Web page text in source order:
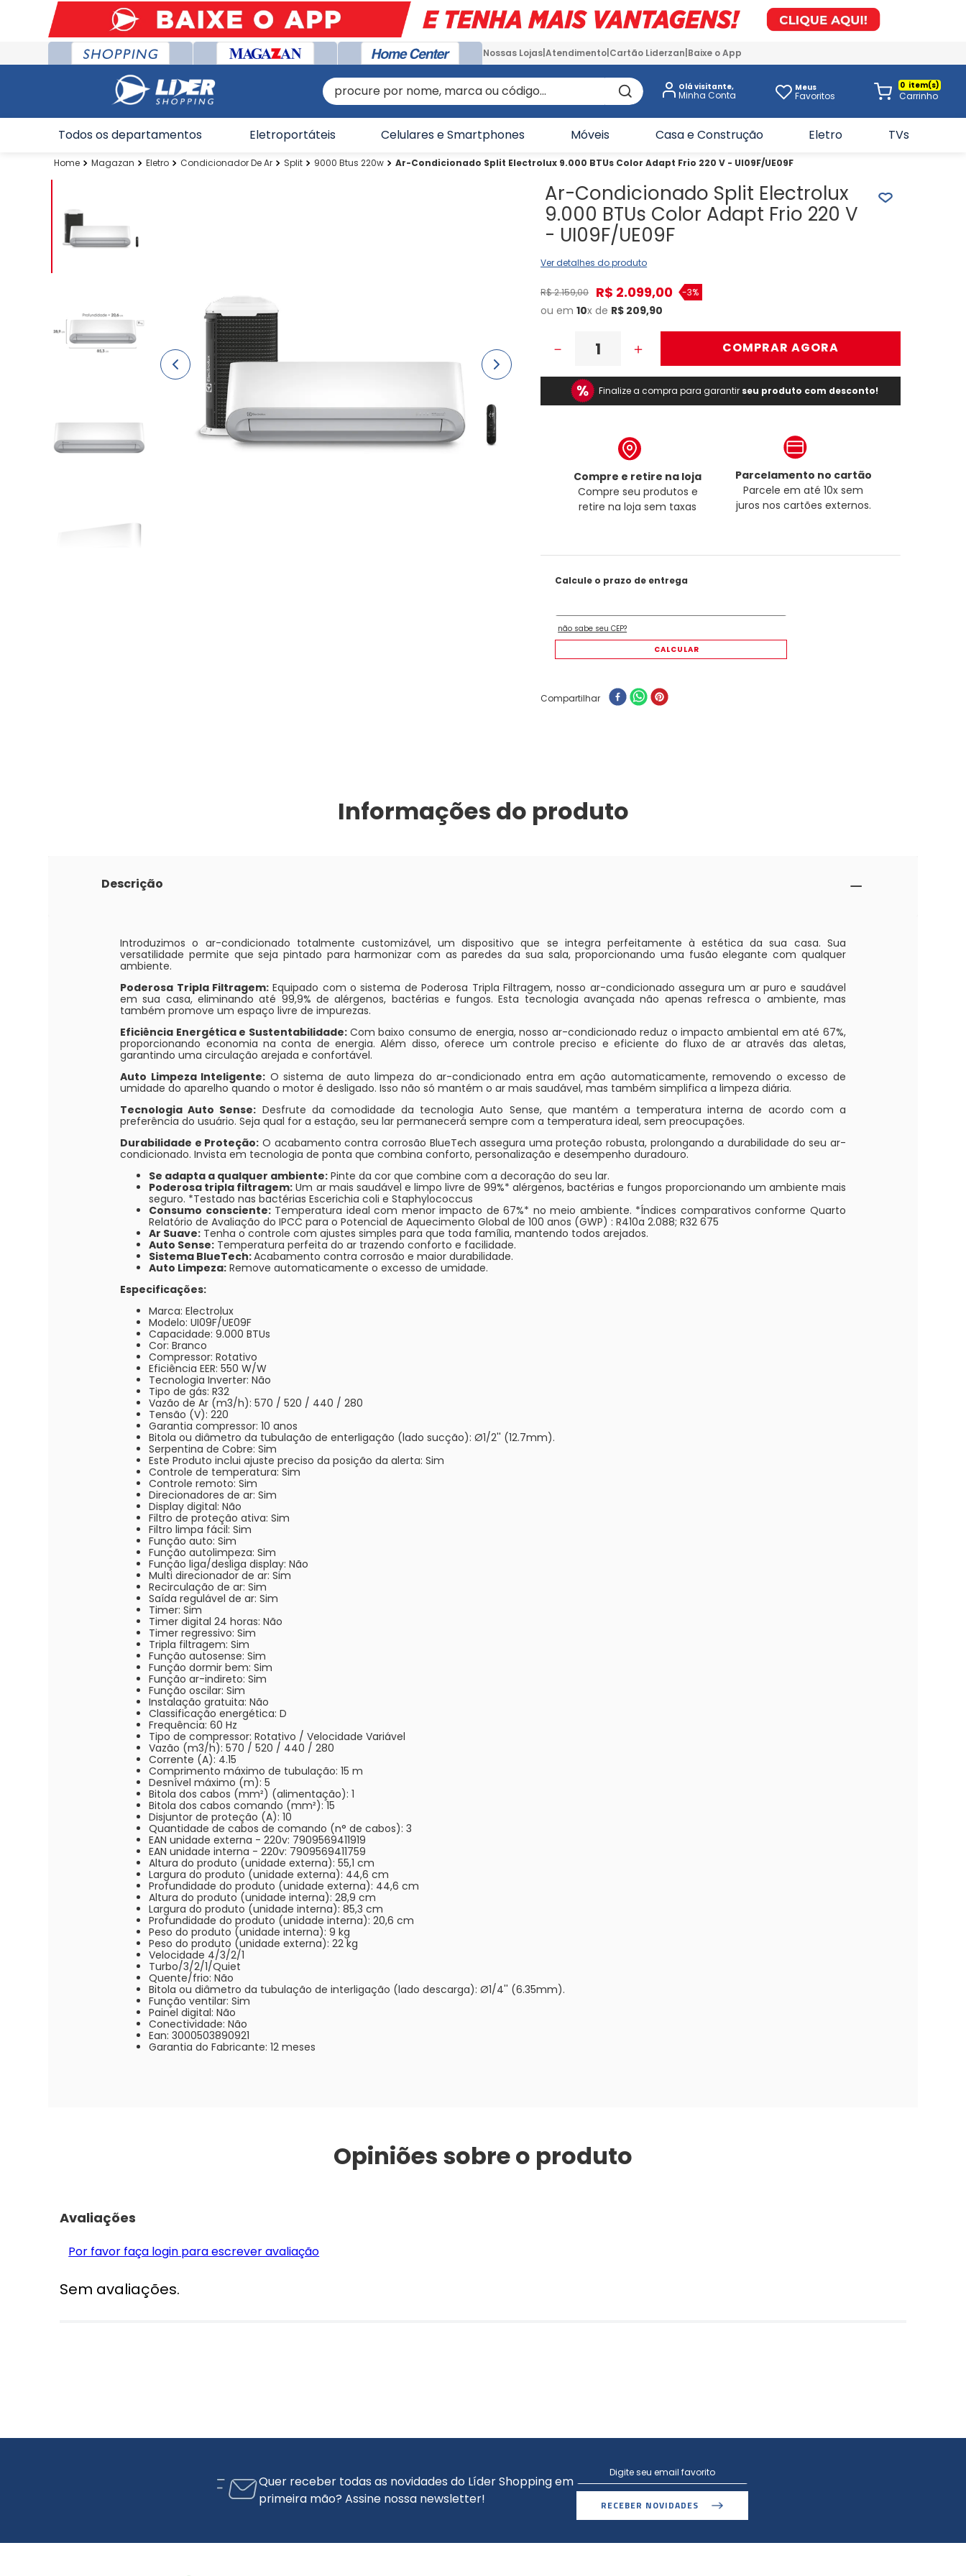
Nossas Lojas Atendimento Cartão Liderzan Baixe o App
procure por nome, marca ou código... Olá visitante, Meus
Favoritos
0
Todos os departamentos Eletroportáteis Celulares e Smartphones Móveis Casa e Construção Eletro TVs
Magazan Eletro Condicionador De Ar Split 9000 Btus 220w Ar-Condicionado Split Electrolux 9.000 BTUs Color Adapt Frio 220 V - UI09F/UE09F
Ar-Condicionado Split Electrolux
9.000 BTUs Color Adapt Frio 220 V
- UI09F/UE09F
Ver detalhes do produto
R$2.159,00 R$ 2.099,00 -3%
ou em10x de R$ 209,90
＋
－ COMPRAR AGORA
Finalize a compra para garantir seu produto com desconto!
Compre e retire na loja
Compre seu produtos e
retire na loja sem taxas
Parcelamento no cartão
Parcele em até 10x sem
juros nos cartões externos.
Compartilhar
Informações do produto
Descrição
Introduzimos o ar-condicionado totalmente customizável, um dispositivo que se integra perfeitamente à estética da sua casa. Sua
versatilidade permite que seja pintado para harmonizar com as paredes da sua sala, proporcionando uma fusão elegante com qualquer
ambiente.
Poderosa Tripla Filtragem:Equipado com o sistema de Poderosa Tripla Filtragem, nosso ar-condicionado assegura um ar puro e saudável
em sua casa, eliminando até 99,9% de alérgenos, bactérias e fungos. Esta tecnologia avançada não apenas refresca o ambiente, mas
também promove um espaço livre de impurezas.
Eficiência Energética e Sustentabilidade:Com baixo consumo de energia, nosso ar-condicionado reduz o impacto ambiental em até 67%,
proporcionando economia na conta de energia. Além disso, oferece um controle preciso e eficiente do fluxo de ar através das aletas,
garantindo uma circulação arejada e confortável.
Auto Limpeza Inteligente: O sistema de auto limpeza do ar-condicionado entra em ação automaticamente, removendo o excesso de
umidade do aparelho quando o motor é desligado. Isso não só mantém o ar mais saudável, mas também simplifica a limpeza diária.
Tecnologia Auto Sense: Desfrute da comodidade da tecnologia Auto Sense, que mantém a temperatura interna de acordo com a
preferência do usuário. Seja qual for a estação, seu lar permanecerá sempre com a temperatura ideal, sem preocupações.
Durabilidade e Proteção: O acabamento contra corrosão BlueTech assegura uma proteção robusta, prolongando a durabilidade do seu ar-
condicionado. Invista em tecnologia de ponta que combina conforto, personalização e desempenho duradouro.
Se adapta a qualquer ambiente: Pinte da cor que combine com a decoração do seu lar.
Poderosa tripla filtragem: Um ar mais saudável e limpo livre de 99%* alérgenos, bactérias e fungos proporcionando um ambiente mais
seguro. *Testado nas bactérias Escerichia coli e Staphylococcus
Consumo consciente:Temperatura ideal com menor impacto de 67%* no meio ambiente. *Índices comparativos conforme Quarto
Relatório de Avaliação do IPCC para o Potencial de Aquecimento Global de 100 anos (GWP) : R410a 2.088; R32 675
Ar Suave: Tenha o controle com ajustes simples para que toda família, mantendo todos arejados.
Auto Sense: Temperatura perfeita do ar trazendo conforto e facilidade.
Sistema BlueTech:Acabamento contra corrosão e maior durabilidade.
Auto Limpeza: Remove automaticamente o excesso de umidade.
Especificações:
Marca: Electrolux
Modelo: UI09F/UE09F
Capacidade: 9.000 BTUs
Cor: Branco
Compressor: Rotativo
Eficiência EER: 550 W/W
Tecnologia Inverter: Não
Tipo de gás: R32
Vazão de Ar (m3/h): 570 / 520 / 440 / 280
Tensão (V): 220
Garantia compressor: 10 anos
Bitola ou diâmetro da tubulação de enterligação (lado sucção): Ø1/2'' (12.7mm).
Serpentina de Cobre: Sim
Este Produto inclui ajuste preciso da posição da alerta: Sim
Controle de temperatura: Sim
Controle remoto: Sim
Direcionadores de ar: Sim
Display digital: Não
Filtro de proteção ativa: Sim
Filtro limpa fácil: Sim
Função auto: Sim
Função autolimpeza: Sim
Função liga/desliga display: Não
Multi direcionador de ar: Sim
Recirculação de ar: Sim
Saída regulável de ar: Sim
Timer: Sim
Timer digital 24 horas: Não
Timer regressivo: Sim
Tripla filtragem: Sim
Função autosense: Sim
Função dormir bem: Sim
Função ar-indireto: Sim
Função oscilar: Sim
Instalação gratuita: Não
Classificação energética: D
Frequência: 60 Hz
Tipo de compressor: Rotativo / Velocidade Variável
Vazão (m3/h): 570 / 520 / 440 / 280
Corrente (A): 4.15
Comprimento máximo de tubulação: 15 m
Desnível máximo (m): 5
Bitola dos cabos (mm²) (alimentação): 1
Bitola dos cabos comando (mm²): 15
Disjuntor de proteção (A): 10
Quantidade de cabos de comando (n° de cabos): 3
EAN unidade externa - 220v: 7909569411919
EAN unidade interna - 220v: 7909569411759
Altura do produto (unidade externa): 55,1 cm
Largura do produto (unidade externa): 44,6 cm
Profundidade do produto (unidade externa): 44,6 cm
Altura do produto (unidade interna): 28,9 cm
Largura do produto (unidade interna): 85,3 cm
Profundidade do produto (unidade interna): 20,6 cm
Peso do produto (unidade interna): 9 kg
Peso do produto (unidade externa): 22 kg
Velocidade 4/3/2/1
Turbo/3/2/1/Quiet
Quente/frio: Não
Bitola ou diâmetro da tubulação de interligação (lado descarga): Ø1/4'' (6.35mm).
Função ventilar: Sim
Painel digital: Não
Conectividade: Não
Ean: 3000503890921
Garantia do Fabricante: 12 meses
Opiniões sobre o produto
Avaliações
Por favor faça login para escrever avaliação
Sem avaliações.
Quer receber todas as novidades do Líder Shopping em
primeira mão? Assine nossa newsletter!
RECEBER NOVIDADES